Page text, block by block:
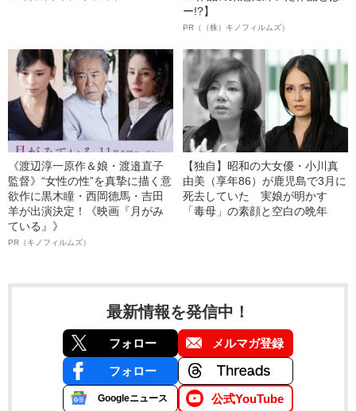
ー!?】
PR（（株）キノフィルムズ）
《渡辺淳一原作＆娘・渡邉直子
監督》“女性の性”を真摯に描く意
欲作に黒木瞳・西岡德馬・吉田
羊が出演決定！《映画『月がみ
ている』》
PR（キノフィルムズ）
【独自】昭和の大女優・小川真
由美（享年86）が鹿児島で3月に
死去していた 実娘が明かす
「毒母」の素顔と空白の晩年
最新情報を発信中！
フォロー メルマガ登録
フォロー
Googleニュース 公式YouTube